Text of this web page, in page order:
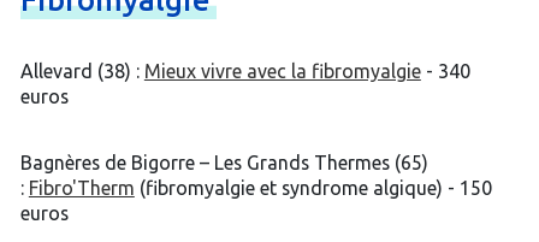
Allevard (38) : Mieux vivre avec la fibromyalgie- 340
euros
Bagnères de Bigorre – Les Grands Thermes (65)
: Fibro'Therm (fibromyalgie et syndrome algique) - 150
euros